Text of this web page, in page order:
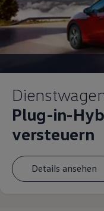
Plug-in-
versteuern
Details ansehen